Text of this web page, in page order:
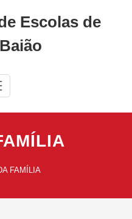
Escolas de
FAMÍLIA